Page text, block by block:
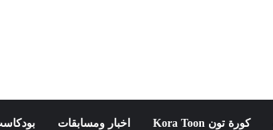
كورة تون Kora Toon اخبار ومسابقات